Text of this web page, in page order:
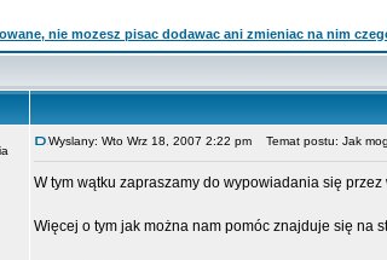
Wyslany: Wto Wrz 18, 2007 2:22 pm Temat postu: Jak
W tym wątku zapraszamy do wypowiadania się
Więcej o tym jak można nam pomóc znajduje się na